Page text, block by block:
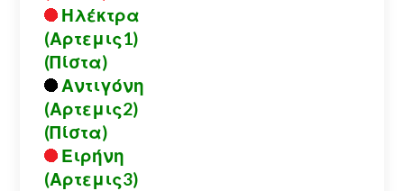
Ηλέκτρα
(Αρτεμις1)
(Πίστα)
Αντιγόνη
(Αρτεμις2)
(Πίστα)
Ειρήνη
(Αρτεμις3)